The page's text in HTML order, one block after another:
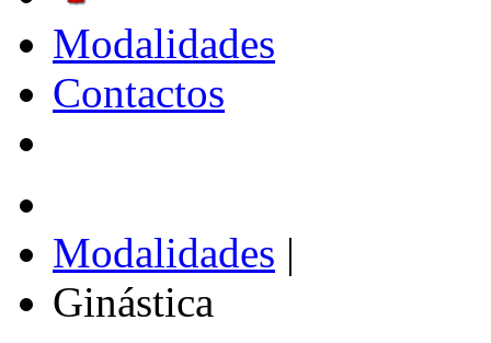
Modalidades
Contactos
Modalidades |
Ginástica